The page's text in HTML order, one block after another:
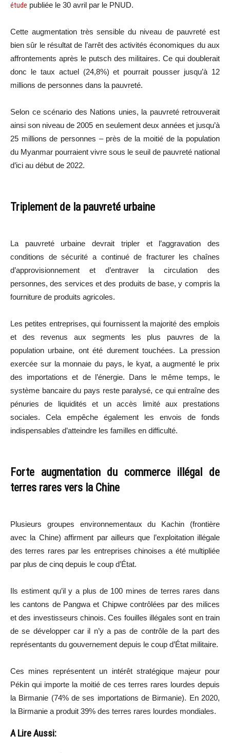
étude publiée le 30 avril par le PNUD.
Cette augmentation très sensible du niveau de pauvreté est
bien sûr le résultat de l’arrêt des activités économiques du aux
affrontements après le putsch des militaires. Ce qui doublerait
donc le taux actuel (24,8%) et pourrait pousser jusqu’à 12
millions de personnes dans la pauvreté.
Selon ce scénario des Nations unies, la pauvreté retrouverait
ainsi son niveau de 2005 en seulement deux années et jusqu’à
25 millions de personnes – près de la moitié de la population
du Myanmar pourraient vivre sous le seuil de pauvreté national
d’ici au début de 2022.
Triplement de la pauvreté urbaine
La pauvreté urbaine devrait tripler et l’aggravation des
conditions de sécurité a continué de fracturer les chaînes
d’approvisionnement et d’entraver la circulation des
personnes, des services et des produits de base, y compris la
fourniture de produits agricoles.
Les petites entreprises, qui fournissent la majorité des emplois
et des revenus aux segments les plus pauvres de la
population urbaine, ont été durement touchées. La pression
exercée sur la monnaie du pays, le kyat, a augmenté le prix
des importations et de l’énergie. Dans le même temps, le
système bancaire du pays reste paralysé, ce qui entraîne des
pénuries de liquidités et un accès limité aux prestations
sociales. Cela empêche également les envois de fonds
indispensables d’atteindre les familles en difficulté.
Forte augmentation du commerce illégal de
terres rares vers la Chine
Plusieurs groupes environnementaux du Kachin (frontière
avec la Chine) affirment par ailleurs que l’exploitation illégale
des terres rares par les entreprises chinoises a été multipliée
par plus de cinq depuis le coup d’État.
Ils estiment qu’il y a plus de 100 mines de terres rares dans
les cantons de Pangwa et Chipwe contrôlées par des milices
et des investisseurs chinois. Ces fouilles illégales sont en train
de se développer car il n’y a pas de contrôle de la part des
représentants du gouvernement depuis le coup d’État militaire.
Ces mines représentent un intérêt stratégique majeur pour
Pékin qui importe la moitié de ces terres rares lourdes depuis
la Birmanie (74% de ses importations de Birmanie). En 2020,
la Birmanie a produit 39% des terres rares lourdes mondiales.
A Lire Aussi: